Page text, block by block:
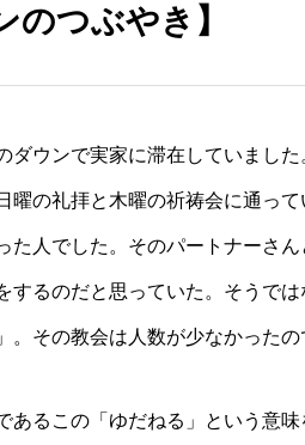
のつぶやき】
ダウンで実家に滞在していまし
曜の礼拝と木曜の祈祷会に通っ
た人でした。そのパートナーさ
するのだと思っていた。そうで
。その教会は人数が少なかったの
あるこの「ゆだねる」という意